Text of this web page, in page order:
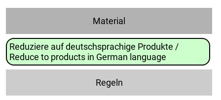
Material
Reduziere auf deutschsprachige Produkte /
Reduce to products in German language
Regeln